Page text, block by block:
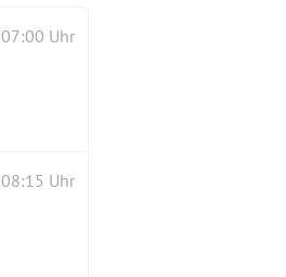
07:00 Uhr
08:15 Uhr